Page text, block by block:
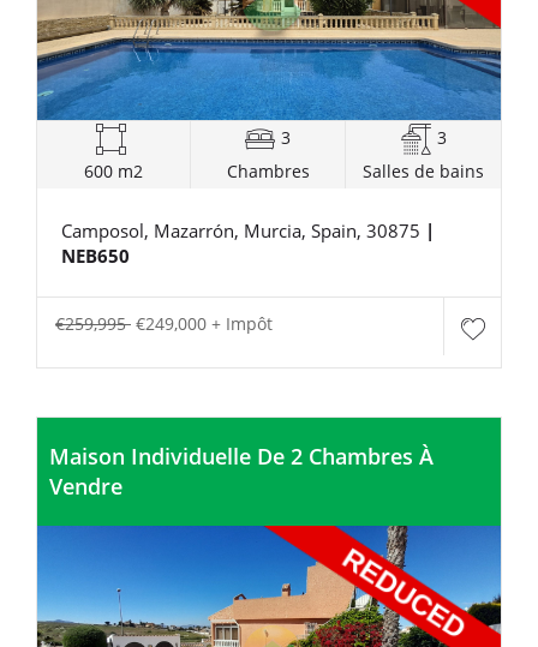
600 m2
3
Chambres
3
Salles de bains
Camposol, Mazarrón, Murcia, Spain, 30875 |
NEB650
€259,995 €249,000 + Impôt
Maison Individuelle De 2 Chambres À
Vendre